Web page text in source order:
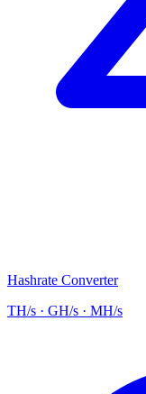
Hashrate Converter
TH/s · GH/s · MH/s